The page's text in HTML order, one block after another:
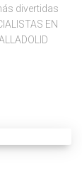
divertidas
EN